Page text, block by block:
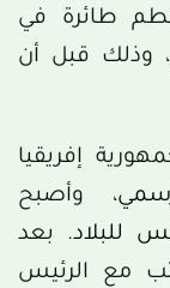
طائرة في
غامضة في ٢٩ مارس ١٩٥٩م، وذلك قبل أن
حصلت جمهورية إفريقيا
، وأصبح
. بعد
مع الرئيس